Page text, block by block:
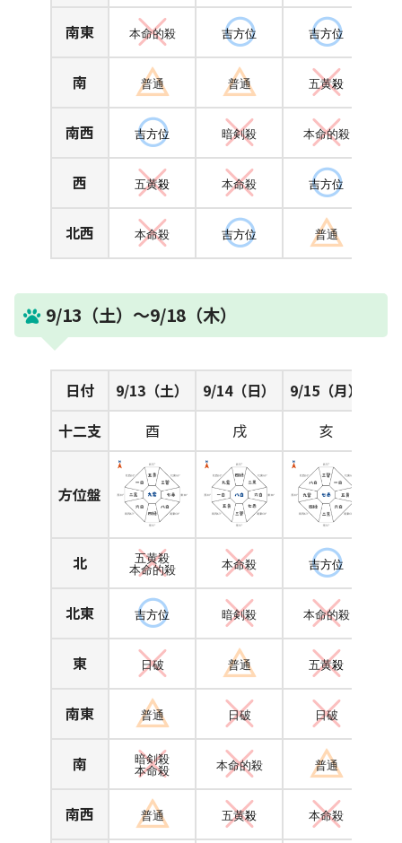
南東 本命的殺 吉方位 吉方位
南 普通 普通 五黄殺
南西 吉方位 暗剣殺 本命的殺
西 五黄殺 本命殺 吉方位
北西 本命殺 吉方位 普通
9/13（土）～9/18（木）
日付 9/13（土） 9/14（日）
9/15（月）
十二支
酉 戌 亥
方位盤
北
五黄殺
本命的殺
本命殺 吉方位
北東 吉方位 暗剣殺 本命的殺
東 日破 普通 五黄殺
南東 普通 日破 日破
南
暗剣殺
本命殺
本命的殺 普通
南西 普通 五黄殺 本命殺